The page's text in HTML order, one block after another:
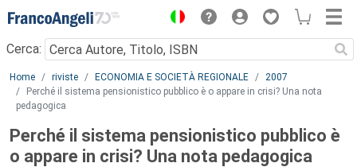
Menu
Cerca:
Main content
Home riviste ECONOMIA E SOCIETÀ REGIONALE
2007
Perché il sistema pensionistico pubblico è o appare in crisi? Una nota
pedagogica
Perché il sistema pensionistico pubblico è
o appare in crisi? Una nota pedagogica